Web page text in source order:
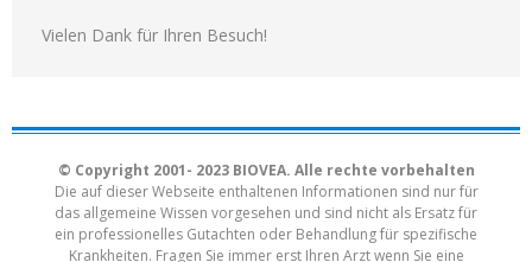
Vielen Dank für Ihren Besuch!
© Copyright 2001- 2023 BIOVEA. Alle rechte vorbehalten
Die auf dieser Webseite enthaltenen Informationen sind nur für
das allgemeine Wissen vorgesehen und sind nicht als Ersatz für
ein professionelles Gutachten oder Behandlung für spezifische
Krankheiten. Fragen Sie immer erst Ihren Arzt wenn Sie eine